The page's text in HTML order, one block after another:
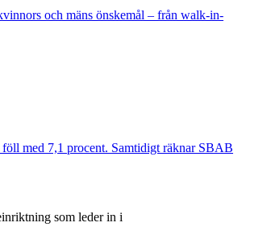
och mäns önskemål – från walk-in-
med 7,1 procent. Samtidigt räknar SBAB
som leder in i